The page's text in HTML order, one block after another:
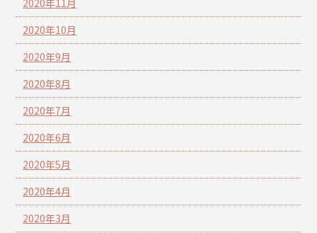
2020年11月
2020年10月
2020年9月
2020年8月
2020年7月
2020年6月
2020年5月
2020年4月
2020年3月